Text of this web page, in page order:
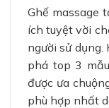
Ghế massage
ích tuyệt vời
người sử
phá top 3
được ưa
phù hợp nhất